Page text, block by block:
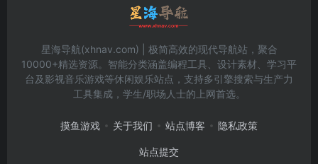
星海导航(xhnav.com) | 极简高效的现代导航站，聚合
10000+精选资源。智能分类涵盖编程工具、设计素材、学习平
台及影视音乐游戏等休闲娱乐站点，支持多引擎搜索与生产力
工具集成，学生/职场人士的上网首选。
摸鱼游戏 关于我们 站点博客 隐私政策
站点提交